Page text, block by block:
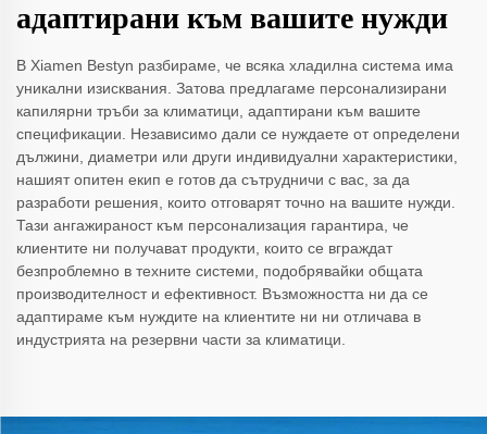
адаптирани към вашите нужди
В Xiamen Bestyn разбираме, че всяка хладилна система има
уникални изисквания. Затова предлагаме персонализирани
капилярни тръби за климатици, адаптирани към вашите
спецификации. Независимо дали се нуждаете от определени
дължини, диаметри или други индивидуални характеристики,
нашият опитен екип е готов да сътрудничи с вас, за да
разработи решения, които отговарят точно на вашите нужди.
Тази ангажираност към персонализация гарантира, че
клиентите ни получават продукти, които се вграждат
безпроблемно в техните системи, подобрявайки общата
производителност и ефективност. Възможността ни да се
адаптираме към нуждите на клиентите ни ни отличава в
индустрията на резервни части за климатици.